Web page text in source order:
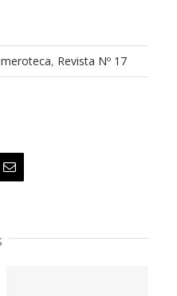
, Revista Nº 17
Correo
electrónico